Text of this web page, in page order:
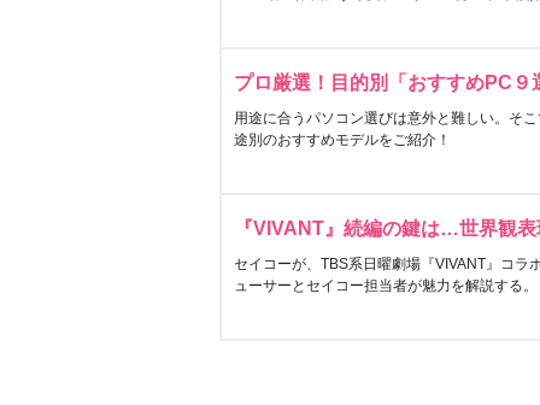
プロ厳選！目的別「おすすめPC９
用途に合うパソコン選びは意外と難しい。そ
途別のおすすめモデルをご紹介！
『VIVANT』続編の鍵は…世界観
セイコーが、TBS系日曜劇場『VIVANT』コラ
ューサーとセイコー担当者が魅力を解説する。